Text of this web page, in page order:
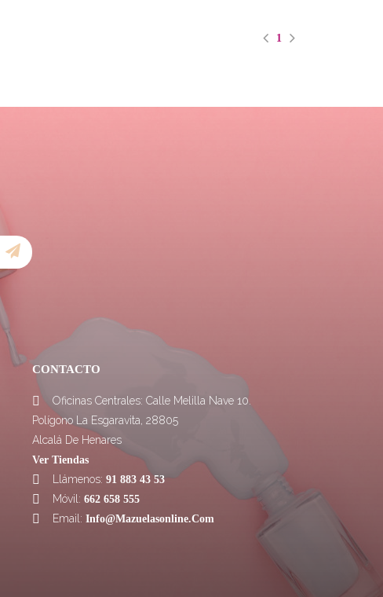
1
CONTACTO

Oficinas Centrales: Calle Melilla Nave 10.
Polígono La Esgaravita, 28805
Alcalá De Henares
Ver Tiendas
 Llámenos: 91 883 43 53
 Móvil: 662 658 555
 Email: Info@mazuelasonline.com